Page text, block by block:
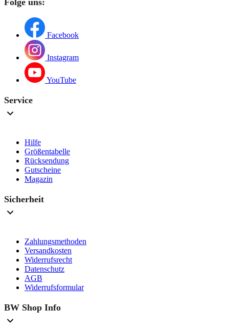
Folge uns:
Facebook
Instagram
YouTube
Service
Hilfe
Größentabelle
Rücksendung
Gutscheine
Magazin
Sicherheit
Zahlungsmethoden
Versandkosten
Widerrufsrecht
Datenschutz
AGB
Widerrufsformular
BW Shop Info